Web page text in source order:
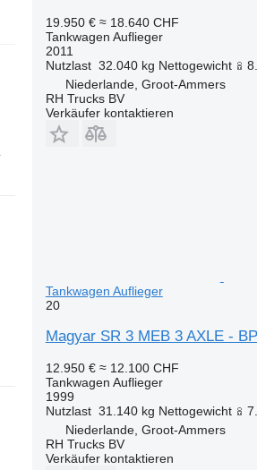
19.950 € ≈ 18.640 CHF
Tankwagen Auflieger
2011
Nutzlast 32.040 kg Nettogewicht
Niederlande, Groot-Ammers
RH Trucks BV
Verkäufer kontaktieren
Tankwagen Auflieger
20
Magyar SR 3 MEB 3 AXLE -
12.950 € ≈ 12.100 CHF
Tankwagen Auflieger
1999
Nutzlast 31.140 kg Nettogewicht
Niederlande, Groot-Ammers
RH Trucks BV
Verkäufer kontaktieren